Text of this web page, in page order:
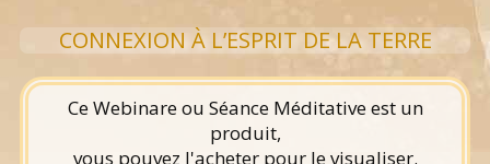
CONNEXION À L’ESPRIT DE LA TERRE
Ce Webinare ou Séance Méditative est un
produit,
vous pouvez l'acheter pour le visualiser.